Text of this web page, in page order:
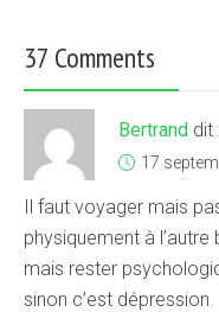
37 Comments
Bertrand dit
17
Il faut voyager mais
physiquement à
mais rester
sinon c’est dépression.